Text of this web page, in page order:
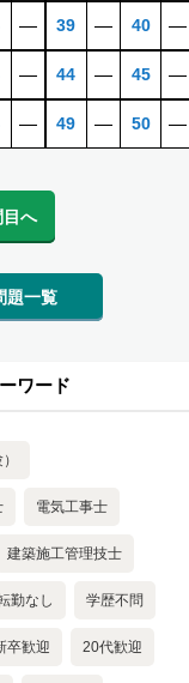
―
―
―
39 ―
44 ―
49 ―
40 ―
45 ―
50 ―
目へ
題一覧
ワード
電気工事士
建築施工管理技士
勤なし 学歴不問
卒歓迎 20代歓迎